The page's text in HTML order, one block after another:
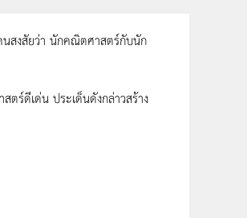
สงสัยว่า นักคณิตศาสตร์กับนัก
ร์ดีเด่น ประเด็นดังกล่าวสร้าง